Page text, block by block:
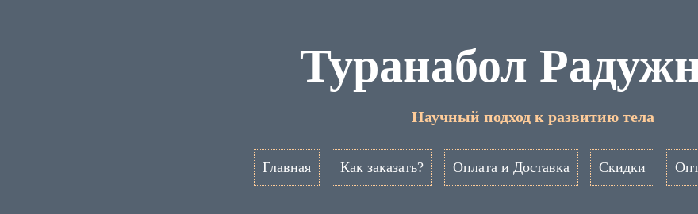
Туранабол
Научный подход к развитию тела
Главная Как заказать? Оплата и Доставка Скидки